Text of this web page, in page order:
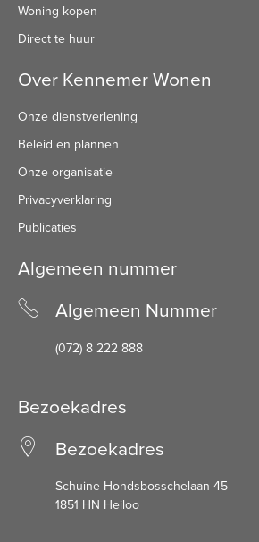
Woning kopen
Direct te huur
Over Kennemer Wonen
Onze dienstverlening
Beleid en plannen
Onze organisatie
Privacyverklaring
Publicaties
Algemeen nummer
Algemeen Nummer
(072) 8 222 888
Bezoekadres
Bezoekadres
Schuine Hondsbosschelaan 45
1851 HN Heiloo